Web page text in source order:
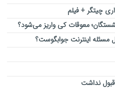
چیتگر + فیلم
معوقات کی واریز می‌شود؟
اینترنت جوابگوست؟
نداشت